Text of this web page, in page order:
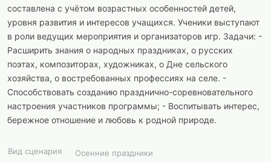
составлена с учётом возрастных особенностей детей,
уровня развития и интересов учащихся. Ученики выступают
в роли ведущих мероприятия и организаторов игр. Задачи: -
Расширить знания о народных праздниках, о русских
поэтах, композиторах, художниках, о Дне сельского
хозяйства, о востребованных профессиях на селе. -
Способствовать созданию празднично-соревновательного
настроения участников программы; - Воспитывать интерес,
бережное отношение и любовь к родной природе.
Вид сценария
Осенние праздники